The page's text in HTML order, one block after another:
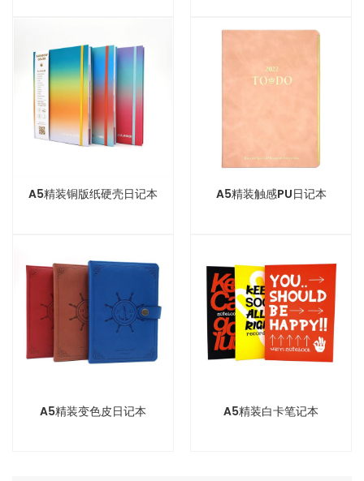
A5精装铜版纸硬壳日记本 A5精装触感PU日记本
A5精装变色皮日记本 A5精装白卡笔记本